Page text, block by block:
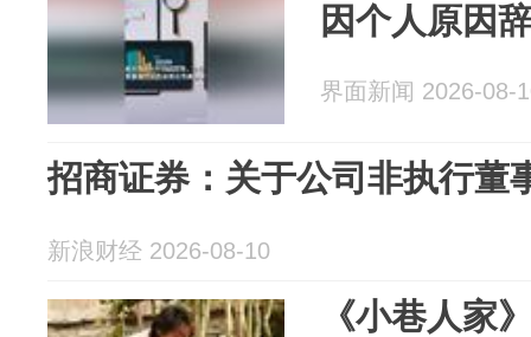
因个人原因
界面新闻 2026-08-
招商证券：关于公司非执行董
新浪财经 2026-08-10
《小巷人家